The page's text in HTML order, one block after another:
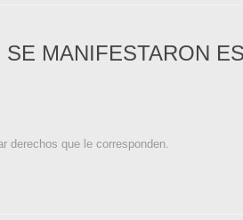
MANIFESTARON
derechos que le corresponden.